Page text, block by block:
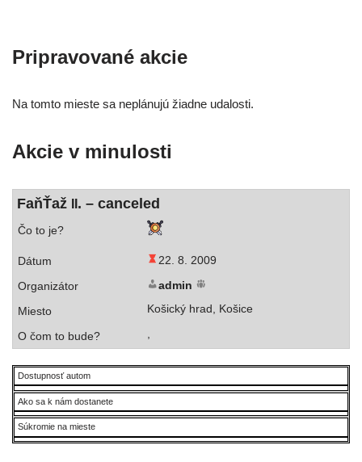
Pripravované akcie
Na tom­to mies­te sa neplá­nu­jú žiad­ne udalosti.
Akcie v minulosti
FaňŤaž II. – canceled
22. 8. 2009
admin
Košický hrad, Košice
,
Dostupnosť autom
Ako sa k nám dostanete
Súkromie na mieste